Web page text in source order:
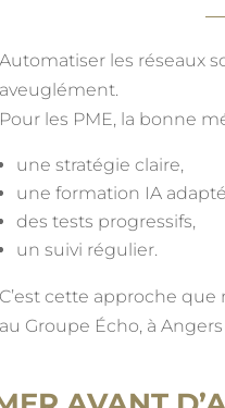
Automatiser les réseaux
aveuglément.
Pour les PME, la bonne
une stratégie claire,
une formation IA
des tests progressifs,
un suivi régulier.
C’est cette approche
au Groupe Écho, à Angers